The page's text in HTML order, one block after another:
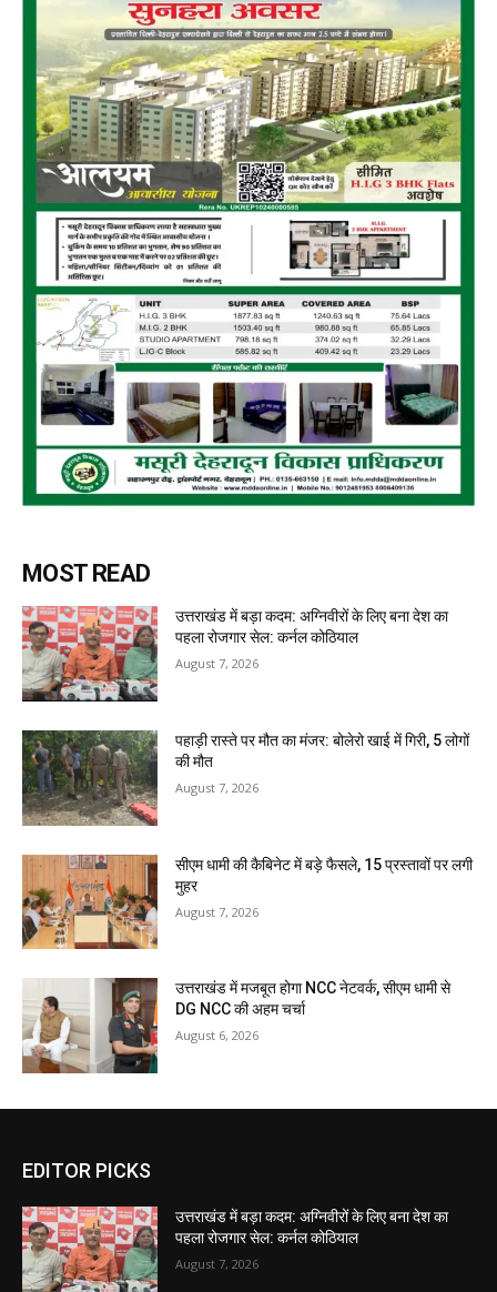
MOST READ
उत्तराखंड में बड़ा कदम: अग्निवीरों के लिए बना देश का
पहला रोजगार सेल: कर्नल कोठियाल
August 7, 2026
पहाड़ी रास्ते पर मौत का मंजर: बोलेरो खाई में गिरी, 5 लोगों
की मौत
August 7, 2026
सीएम धामी की कैबिनेट में बड़े फैसले, 15 प्रस्तावों पर लगी
मुहर
August 7, 2026
उत्तराखंड में मजबूत होगा NCC नेटवर्क, सीएम धामी से
DG NCC की अहम चर्चा
August 6, 2026
EDITOR PICKS
उत्तराखंड में बड़ा कदम: अग्निवीरों के लिए बना देश का
पहला रोजगार सेल: कर्नल कोठियाल
August 7, 2026